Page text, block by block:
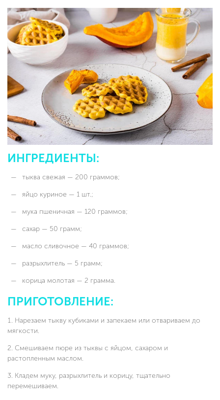
ИНГРЕДИЕНТЫ:
тыква свежая — 200 граммов;
яйцо куриное — 1 шт.;
мука пшеничная — 120 граммов;
сахар — 50 грамм;
масло сливочное — 40 граммов;
разрыхлитель — 5 грамм;
корица молотая — 2 грамма.
ПРИГОТОВЛЕНИЕ:
Нарезаем тыкву кубиками и запекаем или отвариваем до
мягкости.
Смешиваем пюре из тыквы с яйцом, сахаром и
растопленным маслом.
Кладем муку, разрыхлитель и корицу, тщательно
перемешиваем.